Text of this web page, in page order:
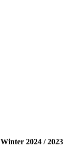
Winter 2024 / 2023